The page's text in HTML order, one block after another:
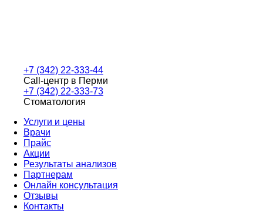
+7 (342) 22-333-44
Call-центр в Перми
+7 (342) 22-333-73
Стоматология
Услуги и цены
Врачи
Прайс
Акции
Результаты анализов
Партнерам
Онлайн консультация
Отзывы
Контакты